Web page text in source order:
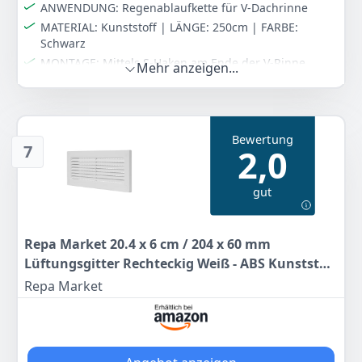
ANWENDUNG: Regenablaufkette für V-Dachrinne
MATERIAL: Kunststoff | LÄNGE: 250cm | FARBE:
Schwarz
MONTAGE: Mittels S-Haken am Ende der V-Rinne
Regenablaufkette 250cm 4 Home & Garden -
Mehr anzeigen...
7
Bewertung
2,0
gut
Repa Market 20.4 x 6 cm / 204 x 60 mm
Lüftungsgitter Rechteckig Weiß - ABS Kunststoff
Belüftungsgitter für Innen - Lüftungskanal,
Luftkanal Abdeckung - Lüftungsgitter Tür mit
Repa Market